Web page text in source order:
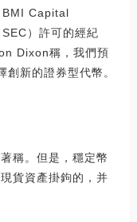
BMI Capital
）許可的經紀
Dixon稱，我們預
新的證券型代幣。
稱。但是，穩定幣
貨資產掛鉤的，并